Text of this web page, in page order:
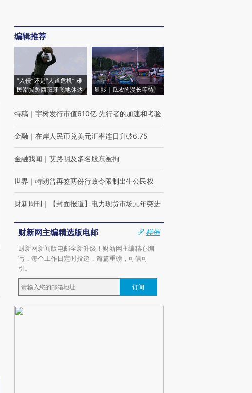
编辑推荐
“入侵”还是“人道危机” 难
民潮撕裂西班牙飞地休达
显影｜瓜农的漫长等待
特稿 ｜ 宇树发行市值610亿 先行者的加速和考验
金融 ｜ 在岸人民币兑美元汇率连日升破6.75
金融我闻 ｜ 艾路明及多名股东被拘
世界 ｜ 特朗普再签两份行政令限制出生公民权
财新周刊 ｜ 【封面报道】电力现货市场元年突进
财新网主编精选版电邮
样例
财新网新闻版电邮全新升级！财新网主编精心编
写，每个工作日定时投递，篇篇重磅，可信可
引。
订阅